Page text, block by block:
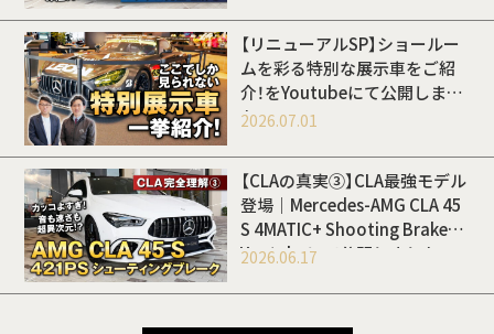
【リニューアルSP】ショールー
ムを彩る特別な展示車をご紹
介！をYoutubeにて公開しまし
た
2026.07.01
【CLAの真実③】CLA最強モデル
登場｜Mercedes-AMG CLA 45
S 4MATIC+ Shooting Brakeを
Youtubeにて公開しました
2026.06.17